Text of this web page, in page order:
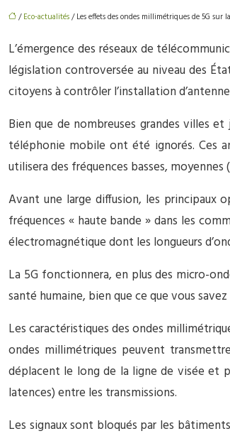
/Eco-actualités/ Les effets des ondes millimétriques de 5G sur
L’émergence des réseaux de
législation controversée au niveau des
citoyens à contrôler l’installation
Bien que de nombreuses grandes villes
téléphonie mobile ont été ignorés. Ces
utilisera des fréquences basses,
Avant une large diffusion, les principaux
fréquences « haute bande » dans les
électromagnétique dont les longueurs
La 5G fonctionnera, en plus des micro-
santé humaine, bien que ce que vous
Les caractéristiques des ondes
ondes millimétriques peuvent
déplacent le long de la ligne de visée et
latences) entre les transmissions.
Les signaux sont bloqués par les